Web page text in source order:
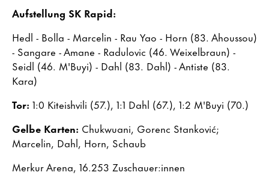
Aufstellung SK Rapid:
Hedl - Bolla - Marcelin - Rau Yao - Horn (83. Ahoussou)
- Sangare - Amane - Radulovic (46. Weixelbraun) -
Seidl (46. M'Buyi) - Dahl (83. Dahl) - Antiste (83.
Kara)
Tor: 1:0 Kiteishvili (57.), 1:1 Dahl (67.), 1:2 M'Buyi (70.)
Gelbe Karten: Chukwuani, Gorenc Stanković;
Marcelin, Dahl, Horn, Schaub
Merkur Arena, 16.253 Zuschauer:innen